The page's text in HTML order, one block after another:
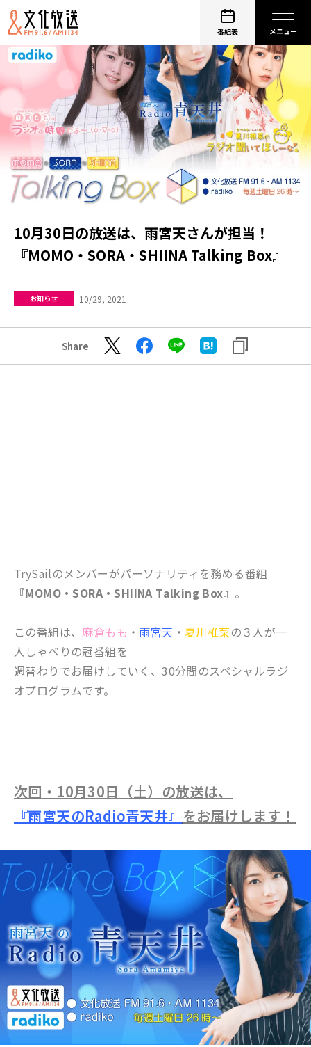
番組表
10月30日の放送は、雨宮天さんが担当！
『MOMO・SORA・SHIINA Talking Box』
お知らせ 10/29, 2021
Share
TrySailのメンバーがパーソナリティを務める番組
『MOMO・SORA・SHIINA Talking Box』 。
この番組は、麻倉もも ・ 雨宮天 ・ 夏川椎菜の３人が一
人しゃべりの冠番組を
週替わりでお届けしていく、30分間のスペシャルラジ
オプログラムです。
次回・10月30日（土）の放送は、
『雨宮天のRadio青天井』 をお届けします！